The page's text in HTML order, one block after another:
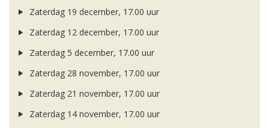
Zaterdag 19 december, 17.00 uur
Zaterdag 12 december, 17.00 uur
Zaterdag 5 december, 17.00 uur
Zaterdag 28 november, 17.00 uur
Zaterdag 21 november, 17.00 uur
Zaterdag 14 november, 17.00 uur